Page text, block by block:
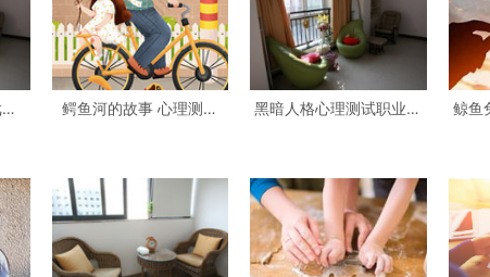
鳄鱼河的故事 心理测试
黑暗人格心理测试职业，
鲸鱼